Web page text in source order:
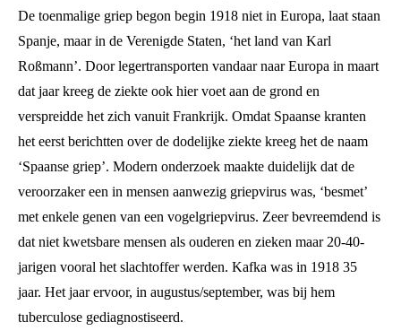
De toenmalige griep begon begin 1918 niet in Europa, laat staan
Spanje, maar in de Verenigde Staten, ‘het land van Karl
Roßmann’. Door legertransporten vandaar naar Europa in maart
dat jaar kreeg de ziekte ook hier voet aan de grond en
verspreidde het zich vanuit Frankrijk. Omdat Spaanse kranten
het eerst berichtten over de dodelijke ziekte kreeg het de naam
‘Spaanse griep’. Modern onderzoek maakte duidelijk dat de
veroorzaker een in mensen aanwezig griepvirus was, ‘besmet’
met enkele genen van een vogelgriepvirus. Zeer bevreemdend is
dat niet kwetsbare mensen als ouderen en zieken maar 20-40-
jarigen vooral het slachtoffer werden. Kafka was in 1918 35
jaar. Het jaar ervoor, in augustus/september, was bij hem
tuberculose gediagnostiseerd.